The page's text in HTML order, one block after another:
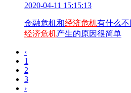
2020-04-11 15:15:13
金融危机和经济危机有什么
经济危机产生的原因很简单
‹
1
2
3
›